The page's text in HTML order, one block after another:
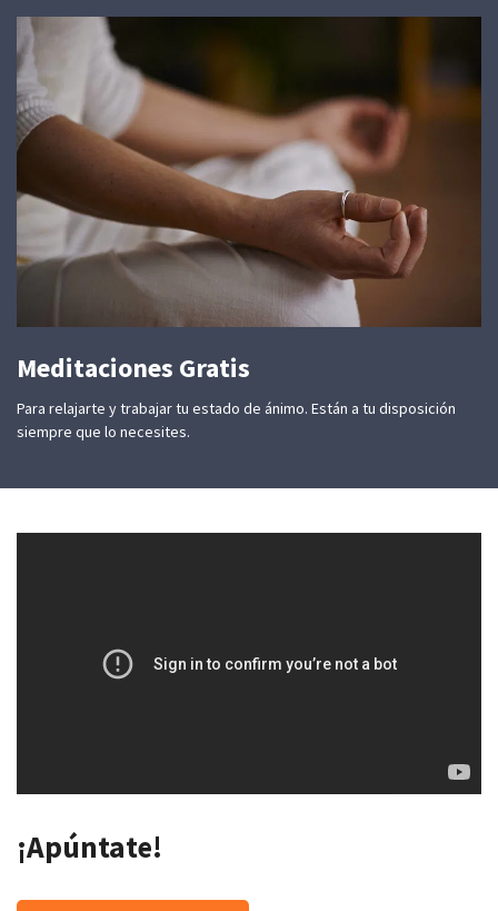
Meditaciones Gratis
Para relajarte y trabajar tu estado de ánimo. Están a tu disposición
siempre que lo necesites.
¡Apúntate!